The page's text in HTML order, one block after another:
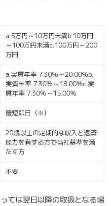
a.5万円～10万円未満b.10万円
～100万円未満c.100万円～200
万円
a.実質年率 7.30％～20.00％b.
実質年率 7.30％～18.00％c.実
質年率 7.30％～15.00％
最短即日（※）
20歳以上の定期的な収入と返済
能力を有する方で当社基準を満
たす方
不要
ては翌日以降の取扱となる場